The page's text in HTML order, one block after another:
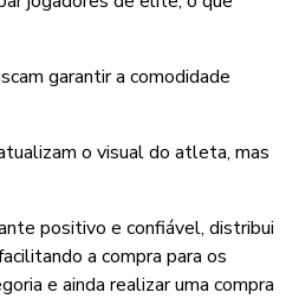
garantir a comodidade
o visual do atleta, mas
positivo e confiável, distribui
a compra para os
e ainda realizar uma compra